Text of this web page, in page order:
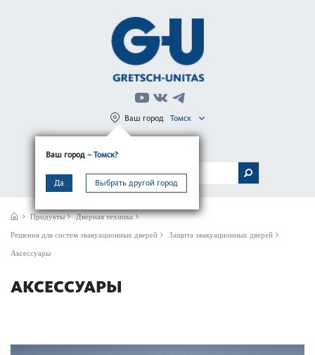
Ваш город – Томск?
Да Выбрать другой город
Ваш город Томск
МЕНЮ
Продукты Дверная техника
Решения для систем эвакуационных дверей Защита эвакуационных дверей
Аксессуары
АКСЕССУАРЫ